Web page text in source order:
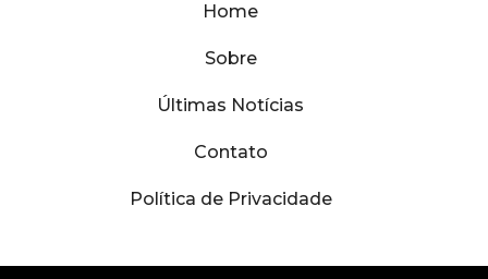
Home
Sobre
Últimas Notícias
Contato
Política de Privacidade